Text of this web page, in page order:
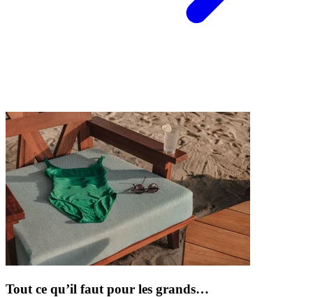
Tout ce qu’il faut pour les grands…